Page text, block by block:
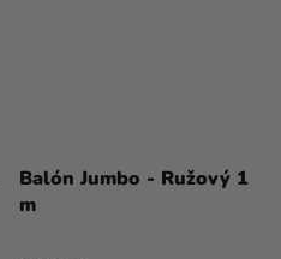
Balón Jumbo - Ružový 1
m